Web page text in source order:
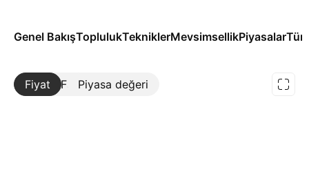
Genel BakışToplulukTekniklerMevsimsellikPiyasalar
Fiyat Piyasa değeri
Daha Fazla